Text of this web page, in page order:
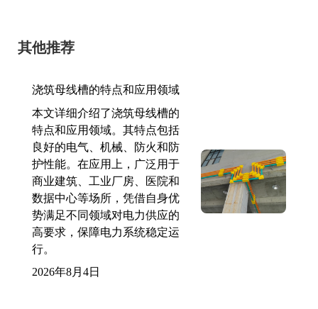
其他推荐
浇筑母线槽的特点和应用领域
本文详细介绍了浇筑母线槽的
特点和应用领域。其特点包括
良好的电气、机械、防火和防
护性能。在应用上，广泛用于
商业建筑、工业厂房、医院和
数据中心等场所，凭借自身优
势满足不同领域对电力供应的
高要求，保障电力系统稳定运
行。
2026年8月4日